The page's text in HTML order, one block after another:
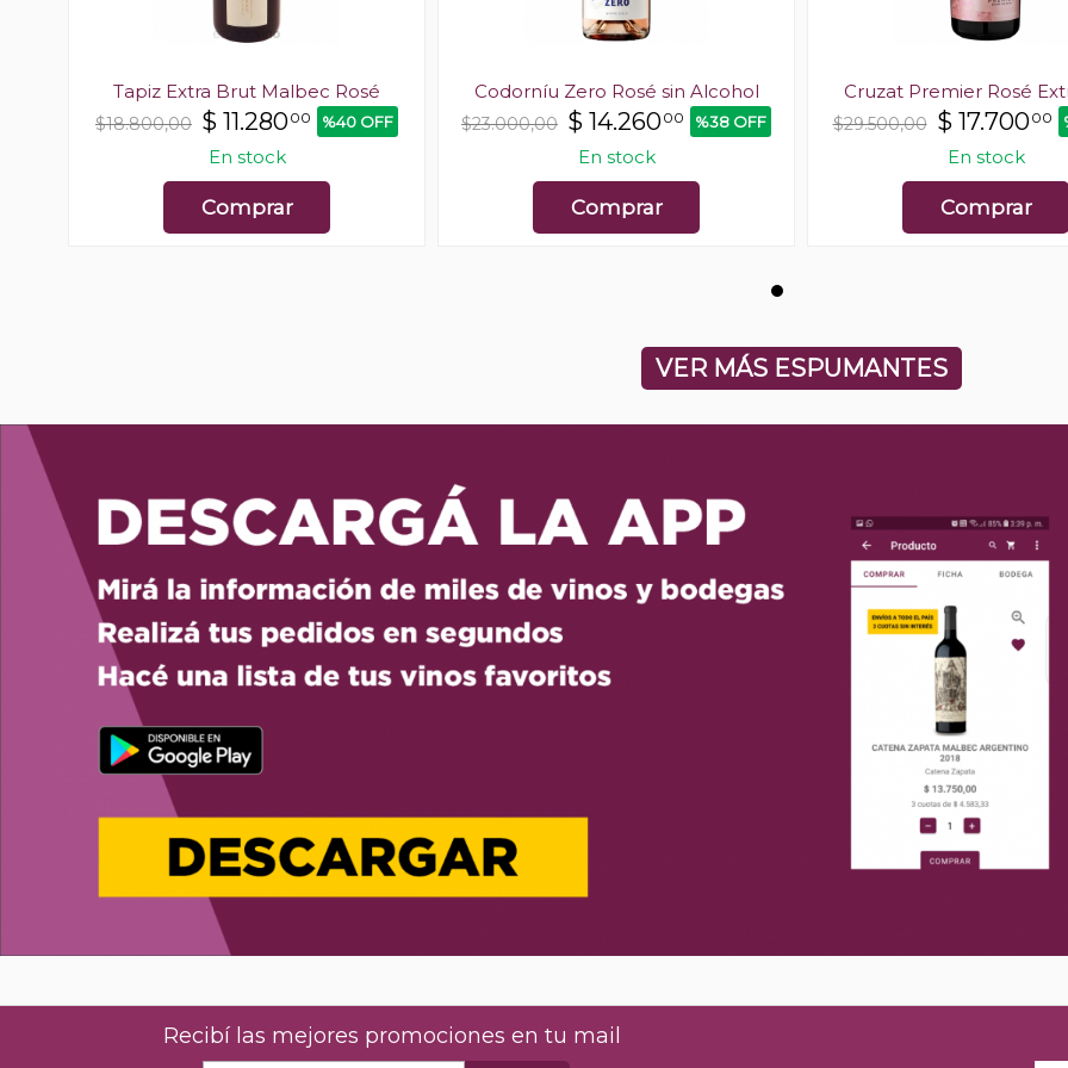
Tapiz Extra Brut Malbec Rosé
$18.800,00 $ 11.28000 %40 OFF
En stock
Comprar
Codorníu Zero Rosé sin Alcohol
$23.000,00 $ 14.26000 %38 OFF
En stock
Comprar
Cruzat Premier Rosé
$29.500,00 $ 17.70000
En stock
Comprar
VER MÁS ESPUMANTES
Recibí las mejores promociones en tu mail